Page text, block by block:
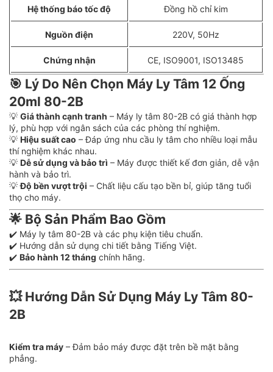
Hệ thống báo tốc độ Đồng hồ chỉ kim
Nguồn điện 220V, 50Hz
Chứng nhận CE, ISO9001, ISO13485
🎯 Lý Do Nên Chọn Máy Ly Tâm 12 Ống
20ml 80-2B
💡 Giá thành cạnh tranh – Máy ly tâm 80-2B có giá thành hợp
lý, phù hợp với ngân sách của các phòng thí nghiệm.
💡 Hiệu suất cao – Đáp ứng nhu cầu ly tâm cho nhiều loại mẫu
thí nghiệm khác nhau.
💡 Dễ sử dụng và bảo trì – Máy được thiết kế đơn giản, dễ vận
hành và bảo trì.
💡Độ bền vượt trội – Chất liệu cấu tạo bền bỉ, giúp tăng tuổi
thọ cho máy.
🌟 Bộ Sản Phẩm Bao Gồm
✔️ Máy ly tâm 80-2B và các phụ kiện tiêu chuẩn.
✔️ Hướng dẫn sử dụng chi tiết bằng Tiếng Việt.
✔️ Bảo hành 12 tháng chính hãng.
💥 Hướng Dẫn Sử Dụng Máy Ly Tâm 80-
2B
Kiểm tra máy – Đảm bảo máy được đặt trên bề mặt bằng
phẳng.